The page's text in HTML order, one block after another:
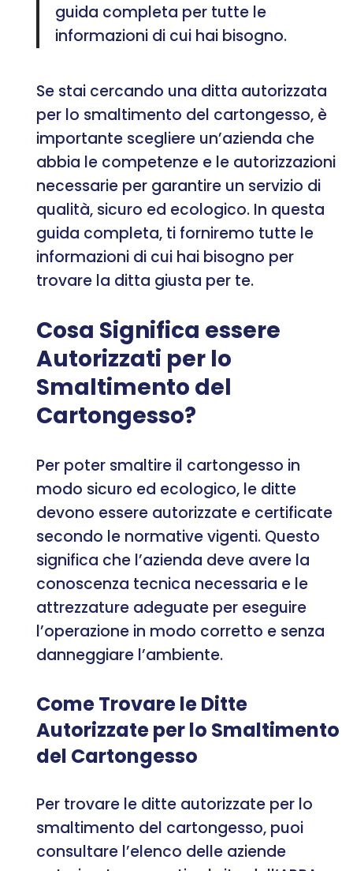
guida completa per tutte le
informazioni di cui hai bisogno.
Se stai cercando una ditta autorizzata
per lo smaltimento del cartongesso, è
importante scegliere un’azienda che
abbia le competenze e le autorizzazioni
necessarie per garantire un servizio di
qualità, sicuro ed ecologico. In questa
guida completa, ti forniremo tutte le
informazioni di cui hai bisogno per
trovare la ditta giusta per te.
Cosa Significa essere
Autorizzati per lo
Smaltimento del
Cartongesso?
Per poter smaltire il cartongesso in
modo sicuro ed ecologico, le ditte
devono essere autorizzate e certificate
secondo le normative vigenti. Questo
significa che l’azienda deve avere la
conoscenza tecnica necessaria e le
attrezzature adeguate per eseguire
l’operazione in modo corretto e senza
danneggiare l’ambiente.
Come Trovare le Ditte
Autorizzate per lo Smaltimento
del Cartongesso
Per trovare le ditte autorizzate per lo
smaltimento del cartongesso, puoi
consultare l’elenco delle aziende